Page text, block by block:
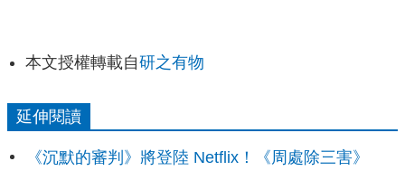
本文授權轉載自研之有物
延伸閱讀
《沉默的審判》將登陸 Netflix！《周處除三害》